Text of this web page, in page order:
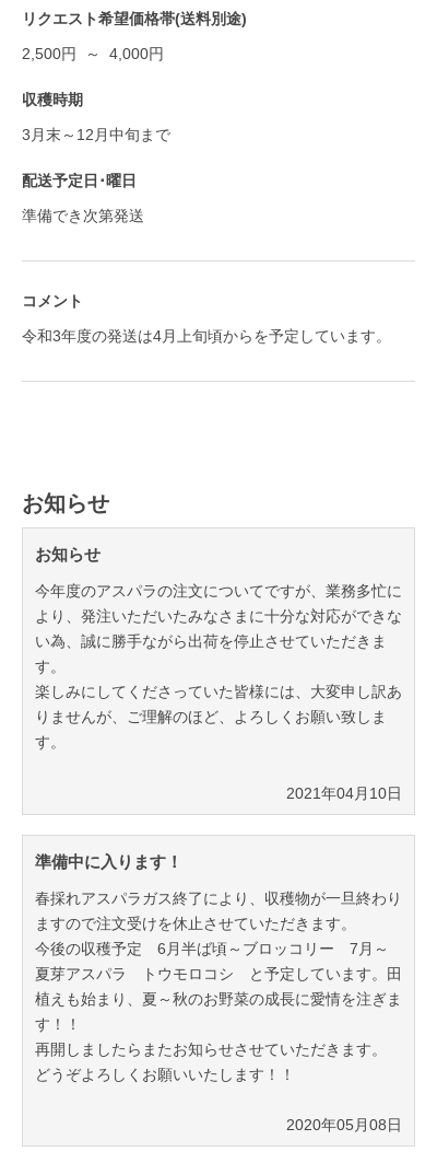
リクエスト希望価格帯(送料別途)
2,500円 ～ 4,000円
収穫時期
3月末～12月中旬まで
配送予定日･曜日
準備でき次第発送
コメント
令和3年度の発送は4月上旬頃からを予定しています。
お知らせ
お知らせ
今年度のアスパラの注文についてですが、業務多忙に
より、発注いただいたみなさまに十分な対応ができな
い為、誠に勝手ながら出荷を停止させていただきま
す。
楽しみにしてくださっていた皆様には、大変申し訳あ
りませんが、ご理解のほど、よろしくお願い致しま
す。
2021年04月10日
準備中に入ります！
春採れアスパラガス終了により、収穫物が一旦終わり
ますので注文受けを休止させていただきます。
今後の収穫予定 6月半ば頃～ブロッコリー 7月～
夏芽アスパラ トウモロコシ と予定しています。田
植えも始まり、夏～秋のお野菜の成長に愛情を注ぎま
す！！
再開しましたらまたお知らせさせていただきます。
どうぞよろしくお願いいたします！！
2020年05月08日